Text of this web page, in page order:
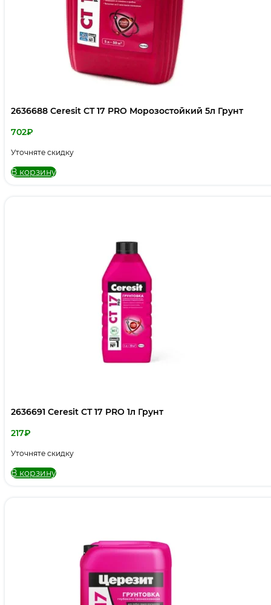
2636688 Ceresit CT 17 PRO Морозостойкий 5л Грунт
702₽
Уточняте скидку
В корзину
2636691 Ceresit CT 17 PRO 1л Грунт
217₽
Уточняте скидку
В корзину